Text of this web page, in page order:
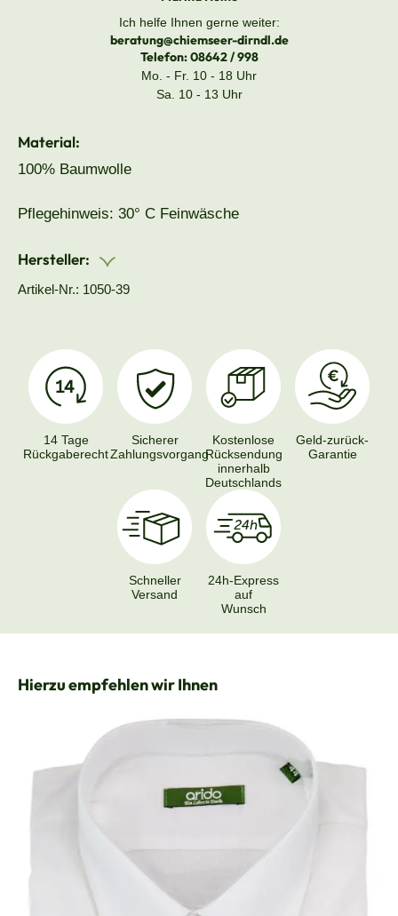
Ich helfe Ihnen gerne weiter:
beratung@chiemseer-dirndl.de
Telefon:08642 / 998
Mo. - Fr. 10 - 18 Uhr
Sa. 10 - 13 Uhr
Material:
100% Baumwolle
Pflegehinweis: 30° C Feinwäsche
Hersteller:
Artikel-Nr.: 1050-39
14 Tage
Rückgaberecht
Sicherer
Zahlungsvorgang
Kostenlose
Rücksendung
innerhalb
Deutschlands
Geld-zurück-
Garantie
Schneller
Versand
24h-Express
auf
Wunsch
Produktgalerie überspringen
Hierzu empfehlen wir Ihnen